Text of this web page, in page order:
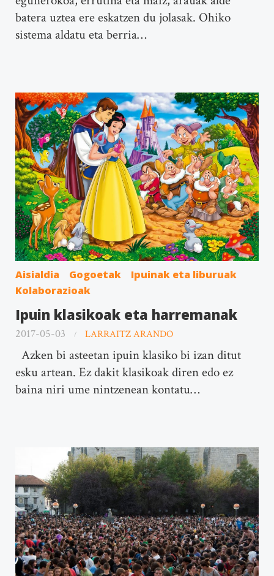
batera uztea ere eskatzen du jolasak. Ohiko
sistema aldatu eta berria…
Aisialdia Gogoetak
Ipuinak eta liburuak
Kolaborazioak
Ipuin klasikoak eta harremanak
2017-05-03 LARRAITZ ARANDO
Azken bi asteetan ipuin klasiko bi izan ditut
esku artean. Ez dakit klasikoak diren edo ez
baina niri ume nintzenean kontatu…